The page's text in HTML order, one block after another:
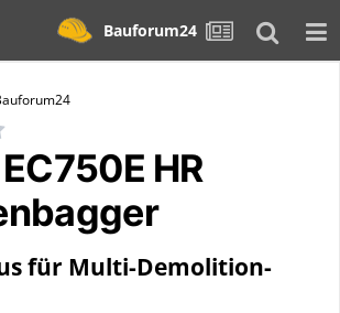
Bauforum24
HR
für Multi-Demolition-